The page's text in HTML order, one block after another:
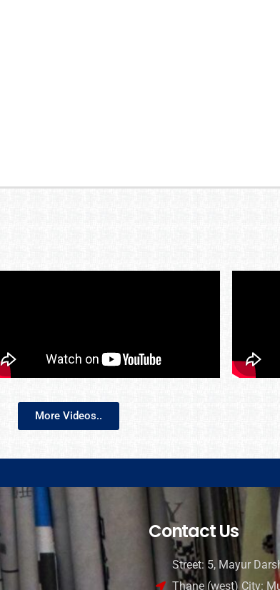
More Videos..
Contact Us
Street: 5, Mayur
Thane (west) City: